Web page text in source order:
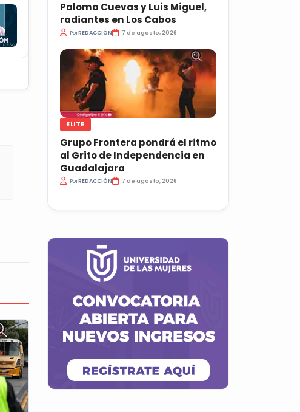
Paloma Cuevas y Luis Miguel,
radiantes en Los Cabos
PorREDACCIÓN 7 de agosto, 2026
ELITE
Grupo Frontera pondrá el ritmo
al Grito de Independencia en
Guadalajara
PorREDACCIÓN 7 de agosto, 2026